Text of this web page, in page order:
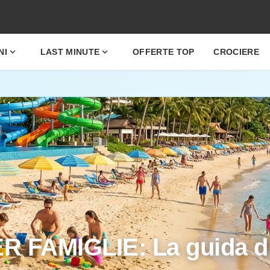
expand_more LAST MINUTE expand_more OFFERTE TOP CROCIERE
FAMIGLIE: La guida